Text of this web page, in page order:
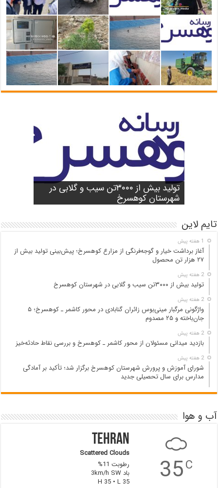
آغاز برداشت خیار و گوجه‌فرنگی از مزارع
کوهسرخ؛ پیش‌بینی تولید بیش از ۲۷ هزار
تن محصول
تولید بیش از ۳۰۰۰تن سیب و گلابی در
شهرستان کوهسرخ
واژگونی مرگبار مینی‌بوس زائران گنابادی
در محور کاشمر ـ کوهسرخ؛ ۵ جان‌باخته و
۲۵ مصدوم
بازدید میدانی مسئولان از محور کاشمر ـ
کوهسرخ و بررسی نقاط حادثه‌خیز
شورای آموزش و پرورش شهرستان
کوهسرخ برگزار شد؛ تأکید بر آمادگی
مدارس برای سال تحصیلی جدید
تایم لاین
1 هفته پیش
آغاز برداشت خیار و گوجه‌فرنگی از مزارع کوهسرخ؛ پیش‌بینی تولید بیش از
۲۷ هزار تن محصول
2 هفته پیش
تولید بیش از ۳۰۰۰تن سیب و گلابی در شهرستان کوهسرخ
2 هفته پیش
واژگونی مرگبار مینی‌بوس زائران گنابادی در محور کاشمر ـ کوهسرخ؛ ۵
جان‌باخته و ۲۵ مصدوم
2 هفته پیش
بازدید میدانی مسئولان از محور کاشمر ـ کوهسرخ و بررسی نقاط حادثه‌خیز
2 هفته پیش
شورای آموزش و پرورش شهرستان کوهسرخ برگزار شد؛ تأکید بر آمادگی
مدارس برای سال تحصیلی جدید
آب و هوا
35C
Tehran
Scattered Clouds
رطوبت 11%
باد 3km/h SW
H 35 • L 35